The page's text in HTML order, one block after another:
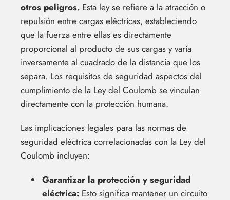
otros peligros. Esta ley se refiere a la atracción o
repulsión entre cargas eléctricas, estableciendo
que la fuerza entre ellas es directamente
proporcional al producto de sus cargas y varía
inversamente al cuadrado de la distancia que los
separa. Los requisitos de seguridad aspectos del
cumplimiento de la Ley del Coulomb se vinculan
directamente con la protección humana.
Las implicaciones legales para las normas de
seguridad eléctrica correlacionadas con la Ley del
Coulomb incluyen:
Garantizar la protección y seguridad
eléctrica: Esto significa mantener un circuito